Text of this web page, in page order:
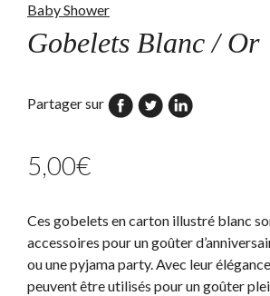
Baby Shower
Gobelets Blanc / Or
Partager sur
5,00€
Ces gobelets en carton illustré blanc
accessoires pour un goûter
ou une pyjama party. Avec leur
peuvent être utilisés pour un goûter